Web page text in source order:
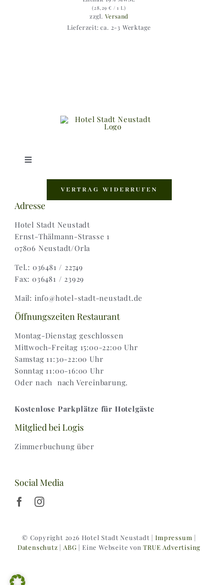
(28,29€ / 1 L)
zzgl. Versand
Lieferzeit: ca. 2-3 Werktage
Toggle
Zahlungsweisen |
Widerruf |
Versand & Lieferung
VERTRAG WIDERRUFEN
Adresse
Hotel Stadt Neustadt
Ernst-Thälmann-Strasse 1
07806 Neustadt/Orla
Tel.: 036481 / 22749
Fax: 036481 / 23929
Mail: info@hotel-stadt-neustadt.de
Öffnungszeiten Restaurant
Montag-Dienstag geschlossen
Mittwoch-Freitag 15:00-22:00 Uhr
Samstag 11:30-22:00 Uhr
Sonntag 11:00-16:00 Uhr
Oder nach nach Vereinbarung.
Kostenlose Parkplätze für Hotelgäste
Mitglied bei Logis
Zimmerbuchung über
Social Media
© Copyright 2026 Hotel Stadt Neustadt | Impressum |
Datenschutz | ABG | Eine Webseite vonTRUE Advertising